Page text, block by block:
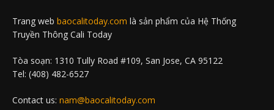
Trang web baocalitoday.com là sản phẩm của Hệ Thống
Truyền Thông Cali Today
Tòa soạn: 1310 Tully Road #109, San Jose, CA 95122
Tel: (408) 482-6527
Contact us: nam@baocalitoday.com